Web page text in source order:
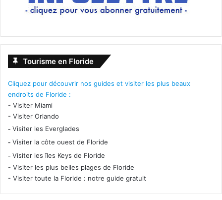
Tourisme en Floride
Cliquez pour découvrir nos guides et visiter les plus beaux
endroits de Floride :
- Visiter Miami
- Visiter Orlando
- Visiter les Everglades
- Visiter la côte ouest de Floride
- Visiter les îles Keys de Floride
- Visiter les plus belles plages de Floride
- Visiter toute la Floride : notre guide gratuit